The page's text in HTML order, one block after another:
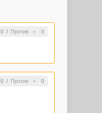
0/ Против 0
0/ Против 0